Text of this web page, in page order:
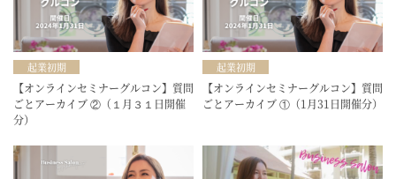
起業初期
【オンラインセミナーグルコン】質問
ごとアーカイブ ②（１月３１日開催
分）
起業初期
【オンラインセミナーグルコン】質問
ごとアーカイブ ①（1月31日開催分）